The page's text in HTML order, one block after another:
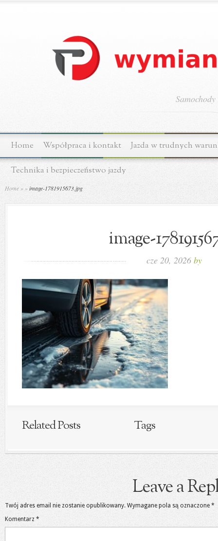
Home Współpraca i kontakt Jazda w trudnych
Technika i bezpieczeństwo jazdy
Home » »image-1781915673.jpg
image-
cze 20, 2026 by
Related Posts Tags
Leave a
Twój adres email nie zostanie opublikowany. Wymagane pola są oznaczone *
Komentarz *